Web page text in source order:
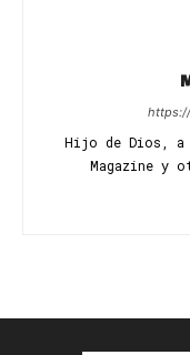
Hijo de Dios, a
Magazine y